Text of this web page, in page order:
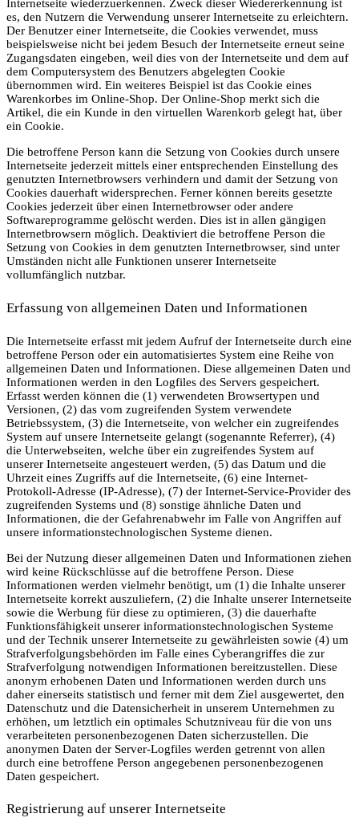
Internetseite wiederzuerkennen. Zweck dieser Wiedererkennung ist
es, den Nutzern die Verwendung unserer Internetseite zu erleichtern.
Der Benutzer einer Internetseite, die Cookies verwendet, muss
beispielsweise nicht bei jedem Besuch der Internetseite erneut seine
Zugangsdaten eingeben, weil dies von der Internetseite und dem auf
dem Computersystem des Benutzers abgelegten Cookie
übernommen wird. Ein weiteres Beispiel ist das Cookie eines
Warenkorbes im Online-Shop. Der Online-Shop merkt sich die
Artikel, die ein Kunde in den virtuellen Warenkorb gelegt hat, über
ein Cookie.
Die betroffene Person kann die Setzung von Cookies durch unsere
Internetseite jederzeit mittels einer entsprechenden Einstellung des
genutzten Internetbrowsers verhindern und damit der Setzung von
Cookies dauerhaft widersprechen. Ferner können bereits gesetzte
Cookies jederzeit über einen Internetbrowser oder andere
Softwareprogramme gelöscht werden. Dies ist in allen gängigen
Internetbrowsern möglich. Deaktiviert die betroffene Person die
Setzung von Cookies in dem genutzten Internetbrowser, sind unter
Umständen nicht alle Funktionen unserer Internetseite
vollumfänglich nutzbar.
Erfassung von allgemeinen Daten und Informationen
Die Internetseite erfasst mit jedem Aufruf der Internetseite durch eine
betroffene Person oder ein automatisiertes System eine Reihe von
allgemeinen Daten und Informationen. Diese allgemeinen Daten und
Informationen werden in den Logfiles des Servers gespeichert.
Erfasst werden können die (1) verwendeten Browsertypen und
Versionen, (2) das vom zugreifenden System verwendete
Betriebssystem, (3) die Internetseite, von welcher ein zugreifendes
System auf unsere Internetseite gelangt (sogenannte Referrer), (4)
die Unterwebseiten, welche über ein zugreifendes System auf
unserer Internetseite angesteuert werden, (5) das Datum und die
Uhrzeit eines Zugriffs auf die Internetseite, (6) eine Internet-
Protokoll-Adresse (IP-Adresse), (7) der Internet-Service-Provider des
zugreifenden Systems und (8) sonstige ähnliche Daten und
Informationen, die der Gefahrenabwehr im Falle von Angriffen auf
unsere informationstechnologischen Systeme dienen.
Bei der Nutzung dieser allgemeinen Daten und Informationen ziehen
wird keine Rückschlüsse auf die betroffene Person. Diese
Informationen werden vielmehr benötigt, um (1) die Inhalte unserer
Internetseite korrekt auszuliefern, (2) die Inhalte unserer Internetseite
sowie die Werbung für diese zu optimieren, (3) die dauerhafte
Funktionsfähigkeit unserer informationstechnologischen Systeme
und der Technik unserer Internetseite zu gewährleisten sowie (4) um
Strafverfolgungsbehörden im Falle eines Cyberangriffes die zur
Strafverfolgung notwendigen Informationen bereitzustellen. Diese
anonym erhobenen Daten und Informationen werden durch uns
daher einerseits statistisch und ferner mit dem Ziel ausgewertet, den
Datenschutz und die Datensicherheit in unserem Unternehmen zu
erhöhen, um letztlich ein optimales Schutzniveau für die von uns
verarbeiteten personenbezogenen Daten sicherzustellen. Die
anonymen Daten der Server-Logfiles werden getrennt von allen
durch eine betroffene Person angegebenen personenbezogenen
Daten gespeichert.
Registrierung auf unserer Internetseite